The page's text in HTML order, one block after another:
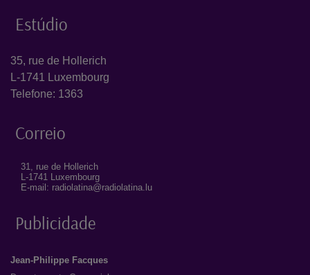
Estúdio
35, rue de Hollerich
L-1741 Luxembourg
Telefone: 1363
Correio
31, rue de Hollerich
L-1741 Luxembourg
E-mail: radiolatina@radiolatina.lu
Publicidade
Jean-Philippe Facques